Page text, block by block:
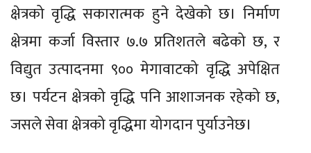
क्षेत्रको वृद्धि सकारात्मक हुने देखेको छ। निर्माण
क्षेत्रमा कर्जा विस्तार ७.७ प्रतिशतले बढेको छ, र
विद्युत उत्पादनमा ९०० मेगावाटको वृद्धि अपेक्षित
छ। पर्यटन क्षेत्रको वृद्धि पनि आशाजनक रहेको छ,
जसले सेवा क्षेत्रको वृद्धिमा योगदान पुर्याउनेछ।